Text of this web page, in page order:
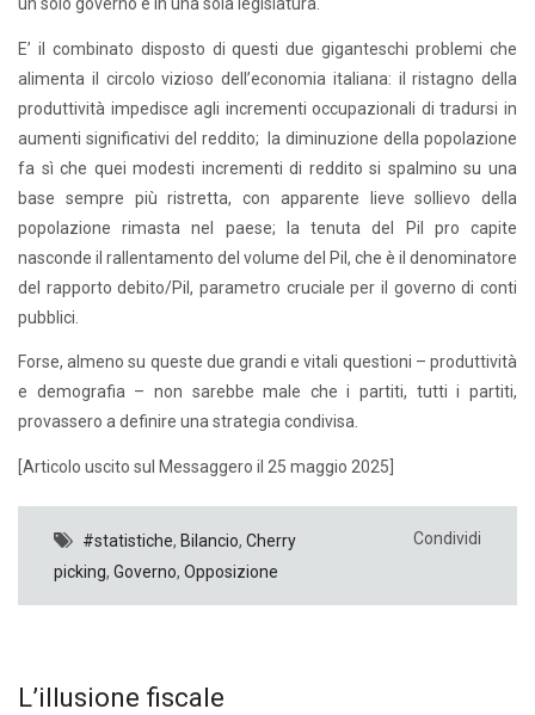
un solo governo e in una sola legislatura.
E’ il combinato disposto di questi due giganteschi problemi che
alimenta il circolo vizioso dell’economia italiana: il ristagno della
produttività impedisce agli incrementi occupazionali di tradursi in
aumenti significativi del reddito; la diminuzione della popolazione
fa sì che quei modesti incrementi di reddito si spalmino su una
base sempre più ristretta, con apparente lieve sollievo della
popolazione rimasta nel paese; la tenuta del Pil pro capite
nasconde il rallentamento del volume del Pil, che è il denominatore
del rapporto debito/Pil, parametro cruciale per il governo di conti
pubblici.
Forse, almeno su queste due grandi e vitali questioni – produttività
e demografia – non sarebbe male che i partiti, tutti i partiti,
provassero a definire una strategia condivisa.
[Articolo uscito sul Messaggero il 25 maggio 2025]
#statistiche, Bilancio, Cherry
picking, Governo, Opposizione
Condividi
L’illusione fiscale